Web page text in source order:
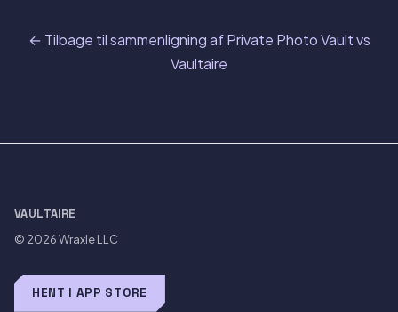
← Tilbage til sammenligning af Private Photo Vault vs
Vaultaire
VAULTAIRE
© 2026Wraxle LLC
HENT I APP STORE